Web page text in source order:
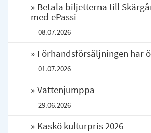
Betala biljetterna till
med ePassi
08.07.2026
Förhandsförsäljningen har
01.07.2026
Vattenjumppa
29.06.2026
Kaskö kulturpris 2026